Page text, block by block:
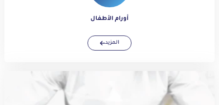
أورام الأطفال
المزيد